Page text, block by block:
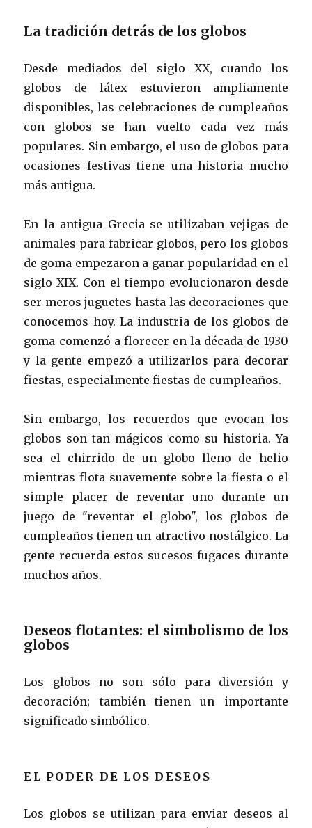
La tradición detrás de los globos
Desde mediados del siglo XX, cuando los
globos de látex estuvieron ampliamente
disponibles, las celebraciones de cumpleaños
con globos se han vuelto cada vez más
populares. Sin embargo, el uso de globos para
ocasiones festivas tiene una historia mucho
más antigua.
En la antigua Grecia se utilizaban vejigas de
animales para fabricar globos, pero los globos
de goma empezaron a ganar popularidad en el
siglo XIX. Con el tiempo evolucionaron desde
ser meros juguetes hasta las decoraciones que
conocemos hoy. La industria de los globos de
goma comenzó a florecer en la década de 1930
y la gente empezó a utilizarlos para decorar
fiestas, especialmente fiestas de cumpleaños.
Sin embargo, los recuerdos que evocan los
globos son tan mágicos como su historia. Ya
sea el chirrido de un globo lleno de helio
mientras flota suavemente sobre la fiesta o el
simple placer de reventar uno durante un
juego de "reventar el globo", los globos de
cumpleaños tienen un atractivo nostálgico. La
gente recuerda estos sucesos fugaces durante
muchos años.
Deseos flotantes: el simbolismo de los
globos
Los globos no son sólo para diversión y
decoración; también tienen un importante
significado simbólico.
EL PODER DE LOS DESEOS
Los globos se utilizan para enviar deseos al